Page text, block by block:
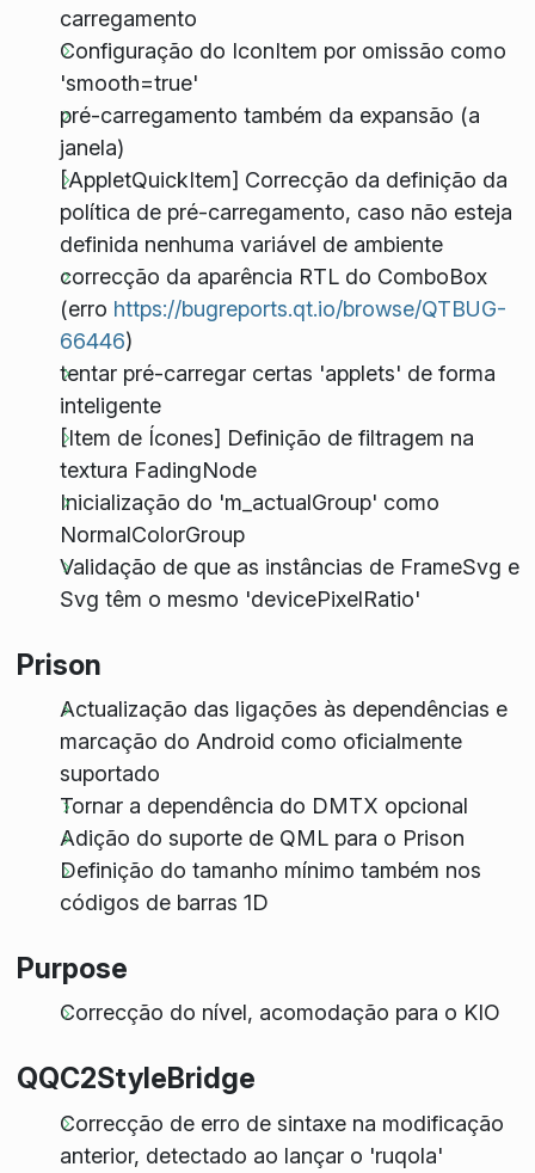
carregamento
Configuração do IconItem por omissão como
'smooth=true'
pré-carregamento também da expansão (a
janela)
[AppletQuickItem] Correcção da definição da
política de pré-carregamento, caso não esteja
definida nenhuma variável de ambiente
correcção da aparência RTL do ComboBox
(erro https://bugreports.qt.io/browse/QTBUG-
66446)
tentar pré-carregar certas 'applets' de forma
inteligente
[Item de Ícones] Definição de filtragem na
textura FadingNode
Inicialização do 'm_actualGroup' como
NormalColorGroup
Validação de que as instâncias de FrameSvg e
Svg têm o mesmo 'devicePixelRatio'
Prison
Actualização das ligações às dependências e
marcação do Android como oficialmente
suportado
Tornar a dependência do DMTX opcional
Adição do suporte de QML para o Prison
Definição do tamanho mínimo também nos
códigos de barras 1D
Purpose
Correcção do nível, acomodação para o KIO
QQC2StyleBridge
Correcção de erro de sintaxe na modificação
anterior, detectado ao lançar o 'ruqola'